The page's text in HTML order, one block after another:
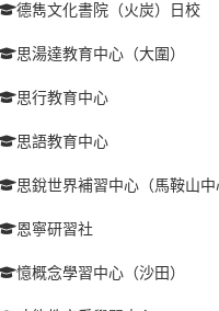
德雋文化書院（火炭）日校
思湯達教育中心（大圍）
思行教育中心
思語教育中心
思銳世界補習中心（馬鞍山中
恩寧研習社
憶概念學習中心（沙田）